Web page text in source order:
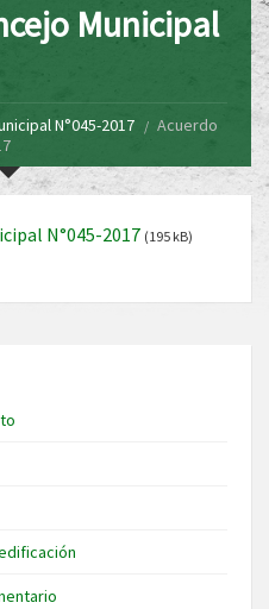
Municipal
N°045-2017
Acuerdo
N°045-2017 (195 kB)